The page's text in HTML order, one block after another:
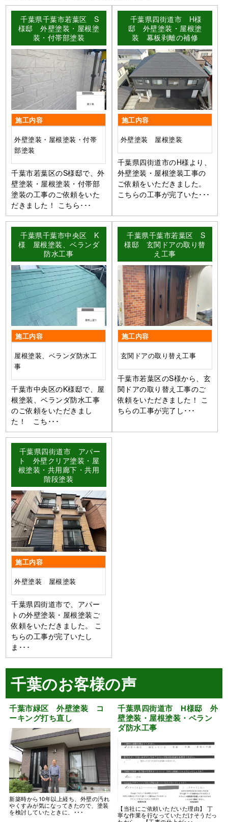
千葉県千葉市若葉区 S
様邸 外壁塗装・屋根塗
装・付帯部塗装
施工内容
外壁塗装・屋根塗装・付帯
部塗装
千葉市若葉区のS様邸で、外
壁塗装・屋根塗装・付帯部
塗装の工事のご依頼をいた
だきました！ こちら･･･
千葉県四街道市 H様
邸 外壁塗装・屋根塗
装 幕板剥離の補修
施工内容
外壁塗装 屋根塗装
千葉県四街道市のH様より、
外壁塗装・屋根塗装工事の
ご依頼をいただきました。
こちらの工事が完了いた･･･
千葉県千葉市中央区 K
様 屋根塗装、ベランダ
防水工事
施工内容
屋根塗装、ベランダ防水工
事
千葉市中央区のK様邸で、屋
根塗装、ベランダ防水工事
のご依頼をいただきまし
た！ こち･･･
千葉県千葉市若葉区 S
様邸 玄関ドアの取り替
え工事
施工内容
玄関ドアの取り替え工事
千葉市若葉区のS様から、玄
関ドアの取り替え工事のご
依頼をいただきました！ こ
ちらの工事が完了し･･･
千葉県四街道市 アパー
ト 外壁クリア塗装・屋
根塗装・共用廊下・共用
階段塗装
施工内容
外壁塗装 屋根塗装
千葉県四街道市で、アパー
トの外壁塗装・屋根塗装ご
依頼をいただきました。 こ
ちらの工事が完了いたし
ま･･･
千葉のお客様の声
千葉市緑区 外壁塗装 コ
ーキング打ち直し
新築時から10年以上経ち、外壁の汚れ
やくすみが気になってきたので、塗装
を検討していたときに、･･･
千葉県四街道市 H様邸 外
壁塗装・屋根塗装・ベラン
ダ防水工事
【当社にご依頼いただいた理由】 丁
寧な作業を行なっていただけそうだっ